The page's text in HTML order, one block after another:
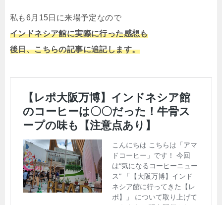
私も6月15日に来場予定なので
インドネシア館に実際に行った感想も
後日、こちらの記事に追記します。